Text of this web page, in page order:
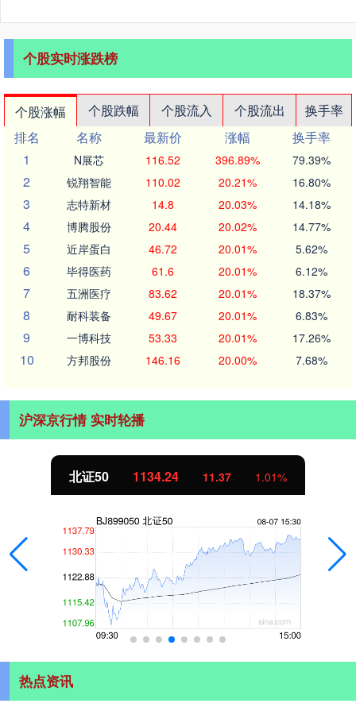
个股实时涨跌榜
个股涨幅 个股跌幅 个股流入 个股流出
换手率
排名
名称 最新价 涨幅
换手率
1
N展芯 116.52 396.89% 79.39%
2 锐翔智能 110.02 20.21% 16.80%
3 志特新材 14.8 20.03% 14.18%
4 博腾股份 20.44 20.02% 14.77%
5 近岸蛋白 46.72 20.01% 5.62%
6 毕得医药 61.6 20.01% 6.12%
7 五洲医疗 83.62 20.01% 18.37%
8 耐科装备 49.67 20.01% 6.83%
9 一博科技 53.33 20.01% 17.26%
10 方邦股份 146.16 20.00% 7.68%
沪深京行情 实时轮播
北证50 1134.24 11.37 1.01%
热点资讯